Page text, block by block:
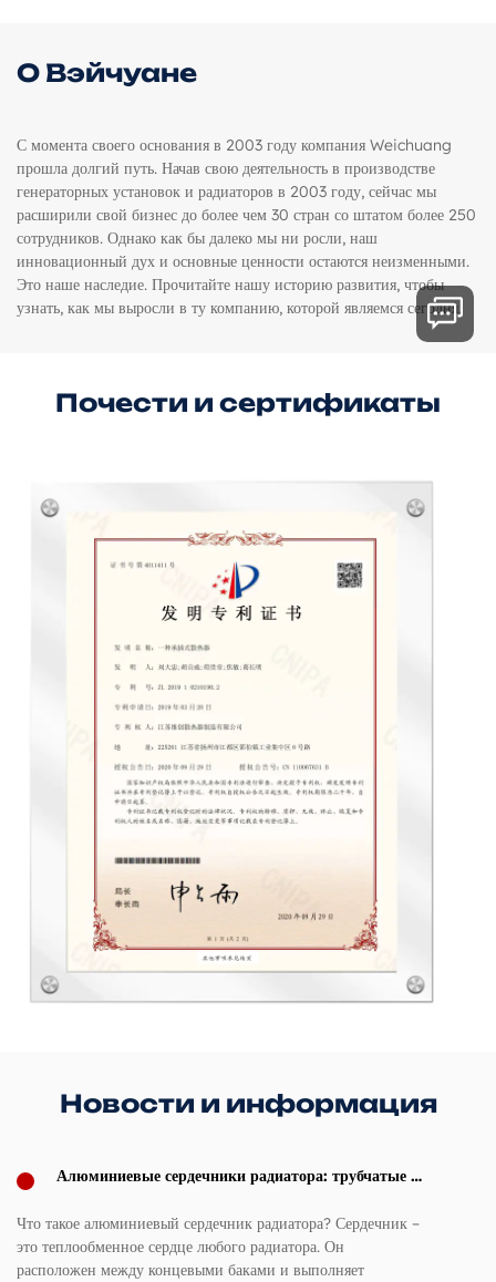
О Вэйчуане
С момента своего основания в 2003 году компания Weichuang
прошла долгий путь. Начав свою деятельность в производстве
генераторных установок и радиаторов в 2003 году, сейчас мы
расширили свой бизнес до более чем 30 стран со штатом более 250
сотрудников. Однако как бы далеко мы ни росли, наш
инновационный дух и основные ценности остаются неизменными.
Это наше наследие. Прочитайте нашу историю развития, чтобы
узнать, как мы выросли в ту компанию, которой являемся сегодня.
Почести и сертификаты
Новости и информация
Алюминиевые сердечники радиатора: трубчатые и
размеров сердцевины (2026 г.)
Что такое алюминиевый сердечник радиатора? Сердечник –
это теплообменное сердце любого радиатора. Он
расположен между концевыми баками и выполняет